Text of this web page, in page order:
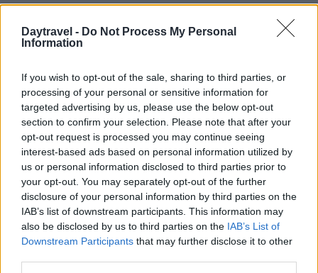
Daytravel - Do Not Process My Personal
Information
If you wish to opt-out of the sale, sharing to third parties, or
processing of your personal or sensitive information for
targeted advertising by us, please use the below opt-out
section to confirm your selection. Please note that after your
opt-out request is processed you may continue seeing
interest-based ads based on personal information utilized by
us or personal information disclosed to third parties prior to
your opt-out. You may separately opt-out of the further
disclosure of your personal information by third parties on the
IAB’s list of downstream participants. This information may
also be disclosed by us to third parties on the IAB’s List of
Downstream Participants that may further disclose it to other
Pianificare soste e playlist per un weekend sereno in
auto